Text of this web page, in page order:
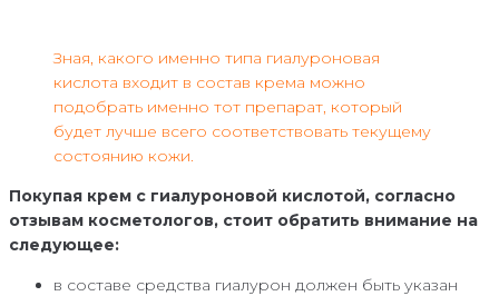
Зная, какого именно типа гиалуроновая
кислота входит в состав крема можно
подобрать именно тот препарат, который
будет лучше всего соответствовать текущему
состоянию кожи.
Покупая крем с гиалуроновой кислотой, согласно
отзывам косметологов, стоит обратить внимание на
следующее:
в составе средства гиалурон должен быть указан